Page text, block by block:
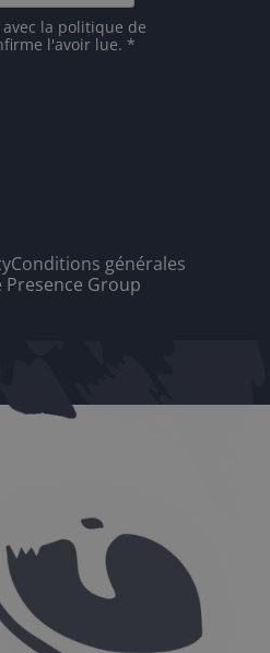
la politique de
l'avoir lue. *
Conditions générales
Presence Group